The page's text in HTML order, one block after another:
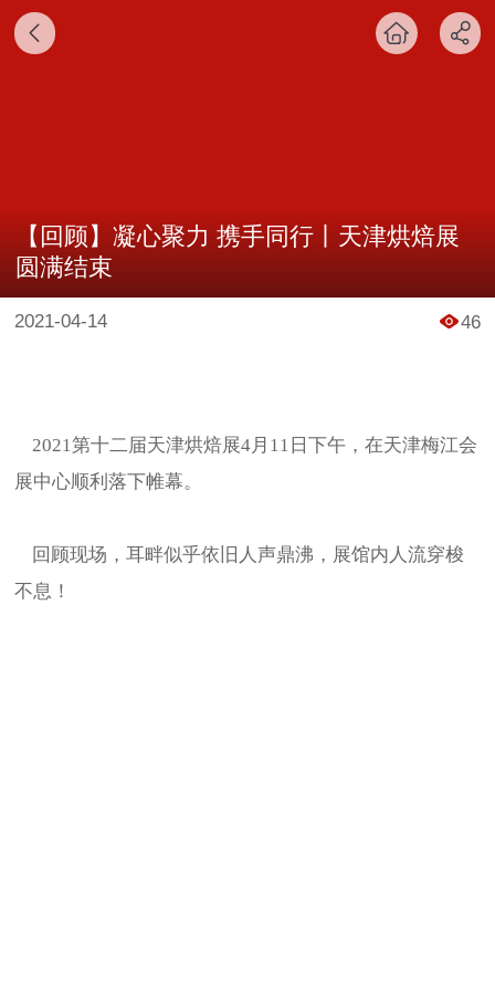
【回顾】凝心聚力 携手同行丨天津烘焙展
圆满结束
2021-04-14 46
2021第十二届天津烘焙展4月11日下午，在天津梅江会
展中心顺利落下帷幕。
回顾现场，耳畔似乎依旧人声鼎沸，展馆内人流穿梭
不息！